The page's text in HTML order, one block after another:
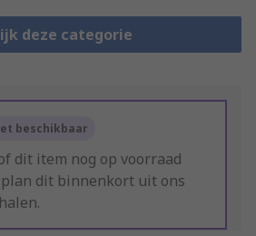
deze categorie
beschikbaar
dit item nog op voorraad
plan dit binnenkort uit ons